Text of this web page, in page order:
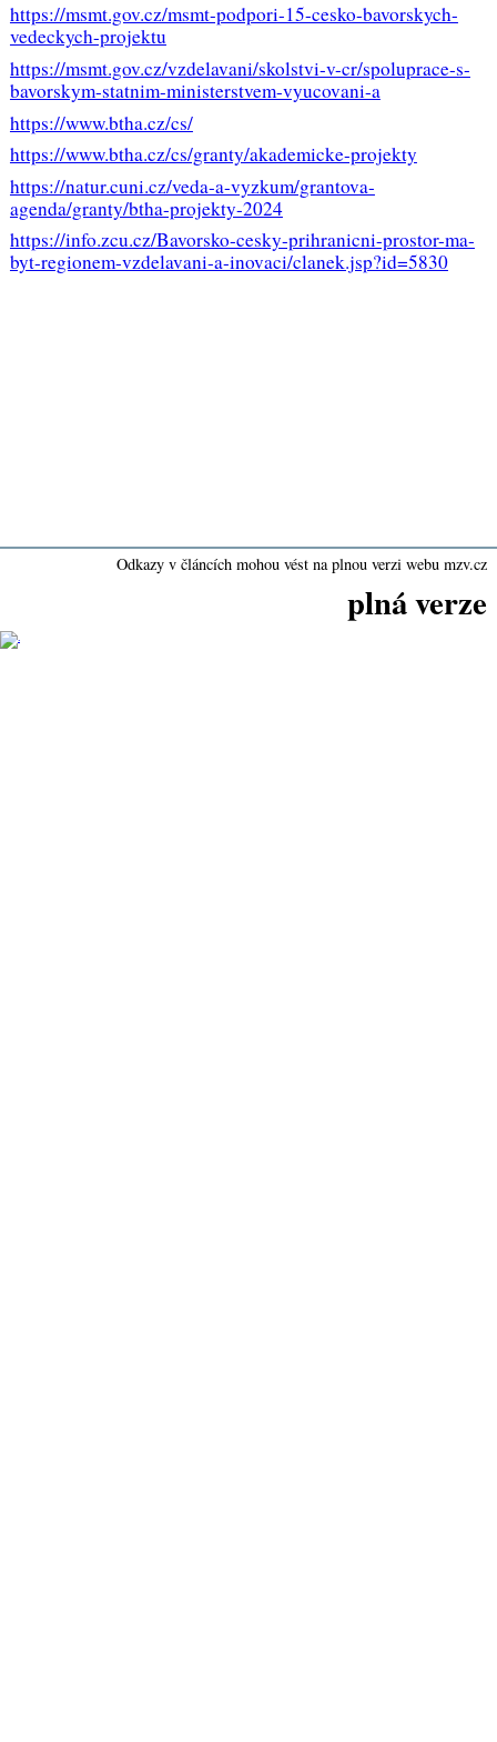
https://msmt.gov.cz/msmt-podpori-15-cesko-bavorskych-
vedeckych-projektu
https://msmt.gov.cz/vzdelavani/skolstvi-v-cr/spoluprace-s-
bavorskym-statnim-ministerstvem-vyucovani-a
https://www.btha.cz/cs/
https://www.btha.cz/cs/granty/akademicke-projekty
https://natur.cuni.cz/veda-a-vyzkum/grantova-
agenda/granty/btha-projekty-2024
https://info.zcu.cz/Bavorsko-cesky-prihranicni-prostor-ma-
byt-regionem-vzdelavani-a-inovaci/clanek.jsp?id=5830
Odkazy v článcích mohou vést na plnou verzi webu mzv.cz
plná verze